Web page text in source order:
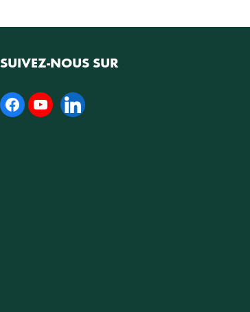
SUIVEZ-NOUS SUR
Facebook
YouTubeLinkedin